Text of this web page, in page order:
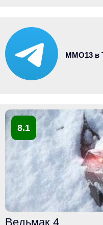
MMO13 в
8.1
Ведьмак 4